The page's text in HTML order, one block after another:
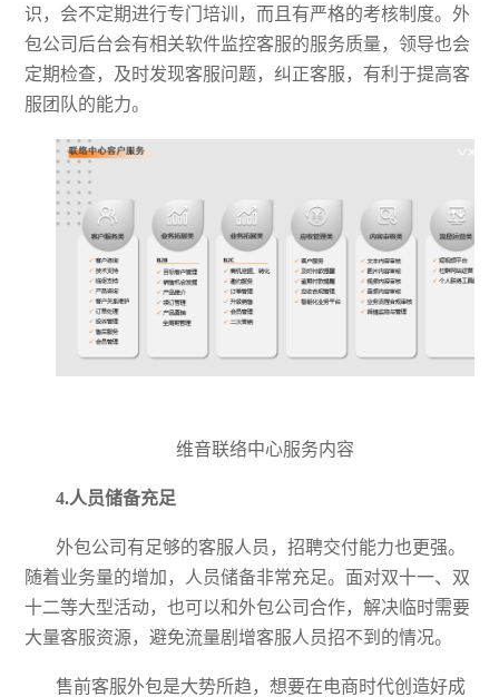
识，会不定期进行专门培训，而且有严格的考核制度。外
包公司后台会有相关软件监控客服的服务质量，领导也会
定期检查，及时发现客服问题，纠正客服，有利于提高客
服团队的能力。
维音联络中心服务内容
4.人员储备充足
外包公司有足够的客服人员，招聘交付能力也更强。
随着业务量的增加，人员储备非常充足。面对双十一、双
十二等大型活动，也可以和外包公司合作，解决临时需要
大量客服资源，避免流量剧增客服人员招不到的情况。
售前客服外包是大势所趋，想要在电商时代创造好成